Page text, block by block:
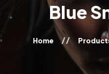
Blue
Home